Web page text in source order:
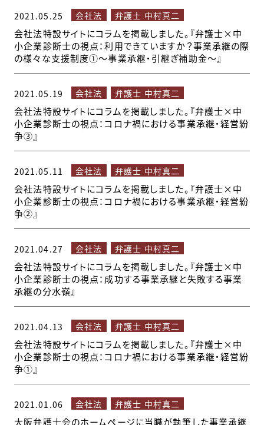
2021.05.25 会社法 弁護士 中村真二
会社法特設サイトにコラムを掲載しました。『弁護士×中
小企業診断士の視点：利用できていますか？事業承継の際
の様々な支援制度①～事業承継・引継ぎ補助金～』
2021.05.19 会社法 弁護士 中村真二
会社法特設サイトにコラムを掲載しました。『弁護士×中
小企業診断士の視点：コロナ禍における事業承継・経営紛
争③』
2021.05.11 会社法 弁護士 中村真二
会社法特設サイトにコラムを掲載しました。『弁護士×中
小企業診断士の視点：コロナ禍における事業承継・経営紛
争②』
2021.04.27 会社法 弁護士 中村真二
会社法特設サイトにコラムを掲載しました。『弁護士×中
小企業診断士の視点：成功する事業承継と失敗する事業
承継の分水嶺』
2021.04.13 会社法 弁護士 中村真二
会社法特設サイトにコラムを掲載しました。『弁護士×中
小企業診断士の視点：コロナ禍における事業承継・経営紛
争①』
2021.01.06 会社法 弁護士 中村真二
大阪弁護士会のホームページに当職が執筆した事業承継